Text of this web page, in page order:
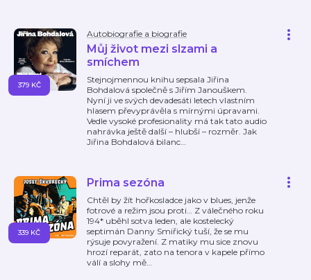
Autobiografie a biografie
Můj život mezi slzami a
smíchem
Stejnojmennou knihu sepsala Jiřina
Bohdalová společně s Jiřím Janouškem.
Nyní ji ve svých devadesáti letech vlastním
hlasem převyprávěla s mírnými úpravami.
Vedle vysoké profesionality má tak tato audio
nahrávka ještě další – hlubší – rozměr. Jak
Jiřina Bohdalová bilanc…
379 KČ
Prima sezóna
Chtěl by žít hořkosladce jako v blues, jenže
fotrové a režim jsou proti… Z válečného roku
194* uběhl sotva leden, ale kostelecký
septimán Danny Smiřický tuší, že se mu
rýsuje povyražení. Z matiky mu sice znovu
hrozí reparát, zato na tenora v kapele přímo
válí a slohy mě…
339 KČ